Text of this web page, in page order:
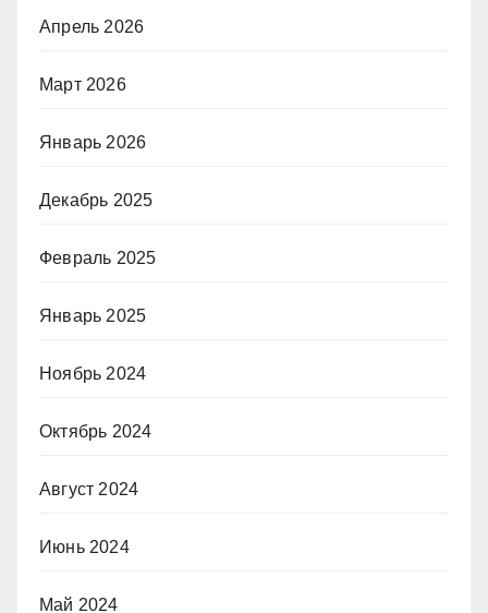
Апрель 2026
Март 2026
Январь 2026
Декабрь 2025
Февраль 2025
Январь 2025
Ноябрь 2024
Октябрь 2024
Август 2024
Июнь 2024
Май 2024